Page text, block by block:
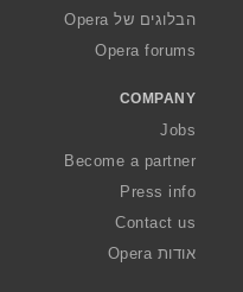
הבלוגים של Opera
Opera forums
COMPANY
Jobs
Become a partner
Press info
Contact us
אודות Opera